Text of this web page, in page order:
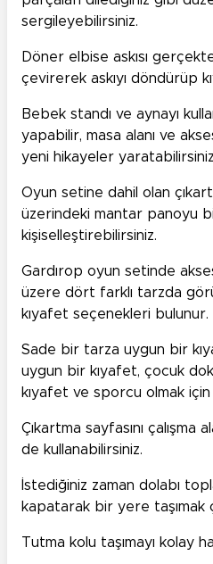
sergileyebilirsiniz.
Döner elbise askısı
çevirerek askıyı döndürüp
Bebek standı ve aynayı
yapabilir, masa alanı ve
yeni hikayeler
Oyun setine dahil olan
üzerindeki mantar panoyu
kişiselleştirebilirsiniz.
Gardırop oyun setinde
üzere dört farklı tarzda
kıyafet seçenekleri bulunur.
Sade bir tarza uygun bir
uygun bir kıyafet, çocuk
kıyafet ve sporcu olmak için
Çıkartma sayfasını çalışma
de kullanabilirsiniz.
İstediğiniz zaman dolabı
kapatarak bir yere taşımak
Tutma kolu taşımayı kolay